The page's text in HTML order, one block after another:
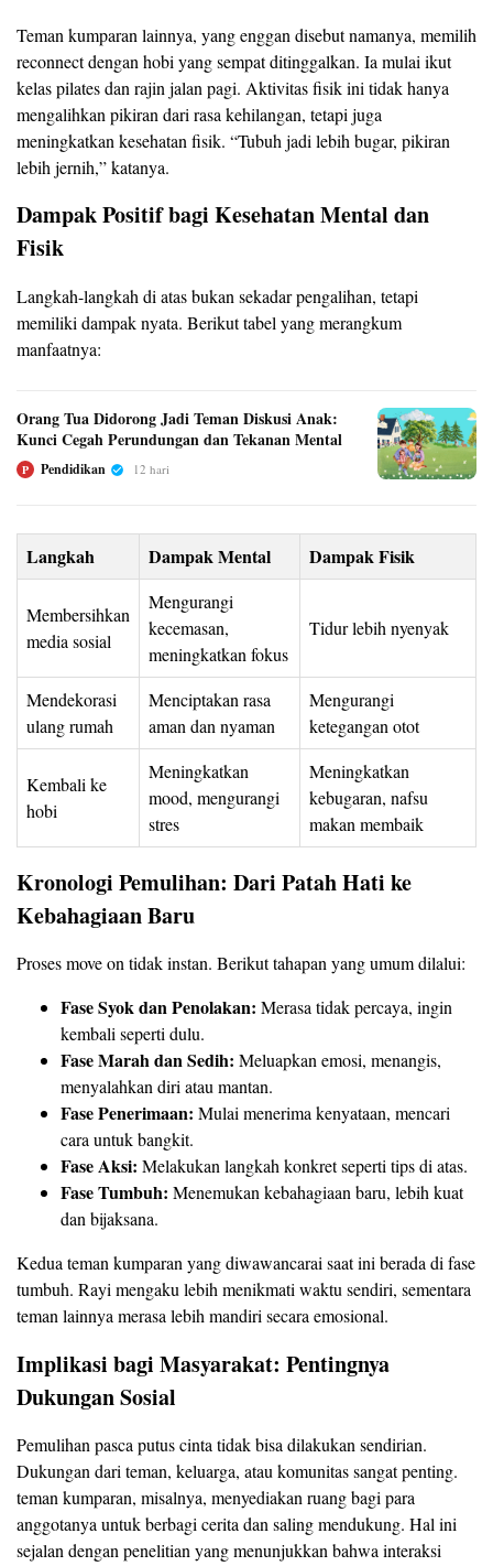
Teman kumparan lainnya, yang enggan disebut namanya, memilih
reconnect dengan hobi yang sempat ditinggalkan. Ia mulai ikut
kelas pilates dan rajin jalan pagi. Aktivitas fisik ini tidak hanya
mengalihkan pikiran dari rasa kehilangan, tetapi juga
meningkatkan kesehatan fisik. “Tubuh jadi lebih bugar, pikiran
lebih jernih,” katanya.
Dampak Positif bagi Kesehatan Mental dan
Fisik
Langkah-langkah di atas bukan sekadar pengalihan, tetapi
memiliki dampak nyata. Berikut tabel yang merangkum
manfaatnya:
Orang Tua Didorong Jadi Teman Diskusi Anak:
Kunci Cegah Perundungan dan Tekanan Mental
P Pendidikan 12 hari
Langkah Dampak Mental Dampak Fisik
Membersihkan
media sosial
Mengurangi
kecemasan,
meningkatkan fokus
Tidur lebih nyenyak
Mendekorasi
ulang rumah
Menciptakan rasa
aman dan nyaman
Mengurangi
ketegangan otot
Kembali ke
hobi
Meningkatkan
mood, mengurangi
stres
Meningkatkan
kebugaran, nafsu
makan membaik
Kronologi Pemulihan: Dari Patah Hati ke
Kebahagiaan Baru
Proses move on tidak instan. Berikut tahapan yang umum dilalui:
Fase Syok dan Penolakan: Merasa tidak percaya, ingin
kembali seperti dulu.
Fase Marah dan Sedih: Meluapkan emosi, menangis,
menyalahkan diri atau mantan.
Fase Penerimaan: Mulai menerima kenyataan, mencari
cara untuk bangkit.
Fase Aksi: Melakukan langkah konkret seperti tips di atas.
Fase Tumbuh: Menemukan kebahagiaan baru, lebih kuat
dan bijaksana.
Kedua teman kumparan yang diwawancarai saat ini berada di fase
tumbuh. Rayi mengaku lebih menikmati waktu sendiri, sementara
teman lainnya merasa lebih mandiri secara emosional.
Implikasi bagi Masyarakat: Pentingnya
Dukungan Sosial
Pemulihan pasca putus cinta tidak bisa dilakukan sendirian.
Dukungan dari teman, keluarga, atau komunitas sangat penting.
teman kumparan, misalnya, menyediakan ruang bagi para
anggotanya untuk berbagi cerita dan saling mendukung. Hal ini
sejalan dengan penelitian yang menunjukkan bahwa interaksi